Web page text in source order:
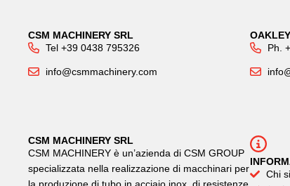
CSM MACHINERY SRL
Tel +39 0438 795326
info@csmmachinery.com
Ph.
CSM MACHINERY SRL
CSM MACHINERY è un’azienda di CSM GROUP
specializzata nella realizzazione di macchinari per
Chi